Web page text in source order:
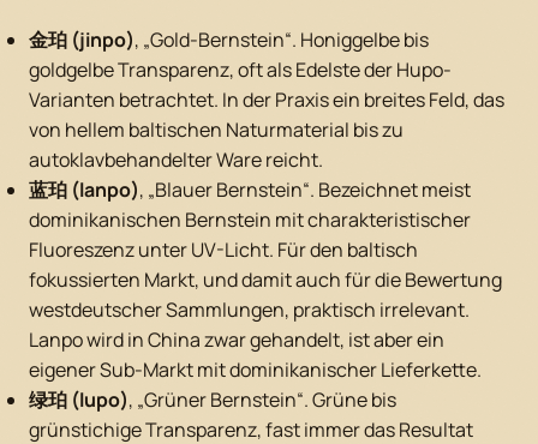
金珀 (jinpo), „Gold-Bernstein“. Honiggelbe bis
goldgelbe Transparenz, oft als Edelste der Hupo-
Varianten betrachtet. In der Praxis ein breites Feld, das
von hellem baltischen Naturmaterial bis zu
autoklavbehandelter Ware reicht.
蓝珀 (lanpo), „Blauer Bernstein“. Bezeichnet meist
dominikanischen Bernstein mit charakteristischer
Fluoreszenz unter UV-Licht. Für den baltisch
fokussierten Markt, und damit auch für die Bewertung
westdeutscher Sammlungen, praktisch irrelevant.
Lanpo wird in China zwar gehandelt, ist aber ein
eigener Sub-Markt mit dominikanischer Lieferkette.
绿珀 (lupo), „Grüner Bernstein“. Grüne bis
grünstichige Transparenz, fast immer das Resultat